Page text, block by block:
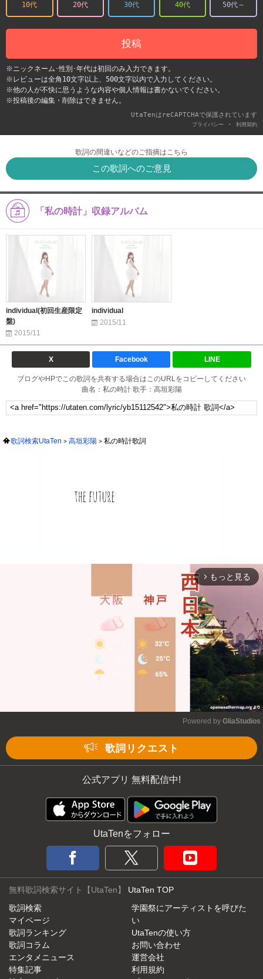
10代 20代 30代 40代 50代～
投稿
※ニックネーム･性別･年代は初回のみ入力できます。
※レビューは全角10文字以上、500文字以内で入力してください。
※他の人が不快に思うような内容や個人情報は書かないでください。
※投稿後の編集・削除はできません。
UtaTenはreCAPTCHAで保護されています
プライバシー - 利用契約
歌詞の間違いなどのご指摘はこちら
この歌詞へのご意見
「私の時計」収録アルバム
individual(初回生産限定
盤)
2015/11
individual
2015/11
X Facebook LINE
ブログやHPでこの歌詞を共有する場合はこのURLをコピーしてください
曲名：私の時計 歌手：高垣彩陽
歌詞検索UtaTen 高垣彩陽 私の時計歌詞
arrow_forward_ios もっと見る
Powered by GliaStudios
歌詞リクエスト
公式アプリ 無料配信中!
UtaTenをフォロー
無料歌詞検索サイト【UtaTen】 UtaTen TOP
歌詞検索
マイページ
歌詞ランキング
歌詞コラム
エンタメニュース
特集記事
学園祭にアーティストを呼びた
い
UtaTenの使い方
お問い合わせ
運営会社
利用規約